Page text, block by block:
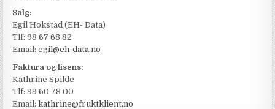
Salg:
Egil Hokstad (EH- Data)
Tlf: 98 67 68 82
Email: egil@eh-data.no
Faktura og lisens:
Kathrine Spilde
Tlf: 99 60 78 00
Email:kathrine@fruktklient.no